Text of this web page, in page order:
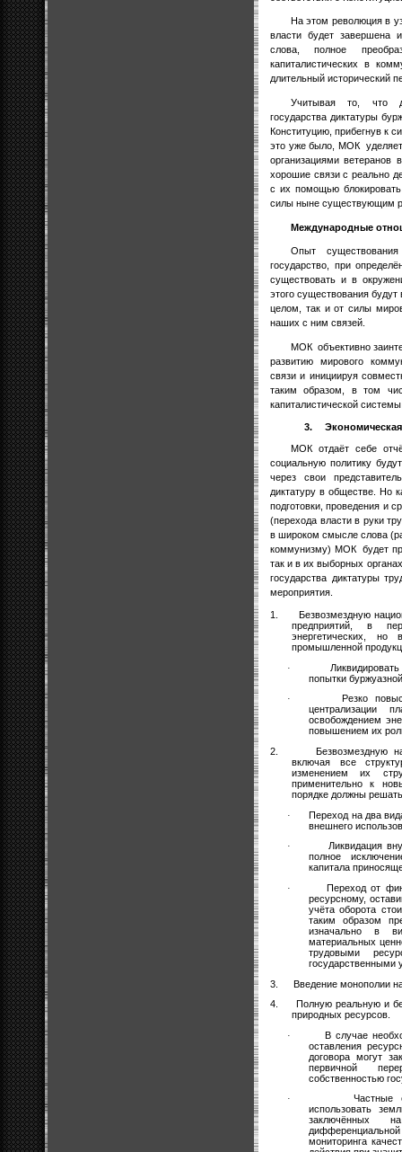
На этом революция в
власти будет завершена
слова, полное
капиталистических в
длительный исторический
Учитывая то, что
государства диктатуры
Конституцию, прибегнув к
это уже было, МОК
организациями
хорошие связи с реально
с их помощью блокировать
силы ныне существующим
Международные
Опыт
государство, при
существовать и в
этого существования
целом, так и от силы
наших с ним связей.
МОК объективно
развитию мирового
связи и инициируя
таким образом, в том
капиталистической
3. Экономическая
МОК отдаёт себе
социальную политику
через свои
диктатуру в обществе. Но
подготовки, проведения и
(перехода власти в руки
в широком смысле слова
коммунизму) МОК
будет
так и в их выборных
государства диктатуры
мероприятия.
1.
Безвозмездную
предприятий, в
энергетических,
промышленной
·
попытки
·
Резко
централизации
освобождением
повышением их
2.
Безвозмездную
включая все
изменением их
применительно к
порядке должны
·
Переход на два
внешнего
·
Ликвидация
полное
капитала
·
Переход от
ресурсному,
учёта оборота
таким образом
изначально в
материальных
трудовыми
государственными
3.
Введение монополии
4.
Полную реальную и
природных ресурсов.
·
В случае
оставления
договора могут
первичной
собственностью
·
Частные
использовать
заключённых
мониторинга